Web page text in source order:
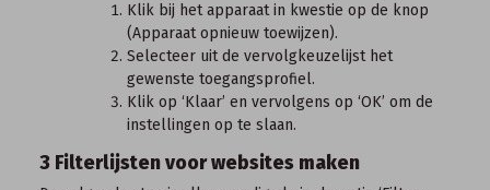
Klik bij het apparaat in kwestie op de knop
(Apparaat opnieuw toewijzen).
Selecteer uit de vervolgkeuzelijst het
gewenste toegangsprofiel.
Klik op ‘Klaar’ en vervolgens op ‘OK’ om de
instellingen op te slaan.
3 Filterlijsten voor websites maken